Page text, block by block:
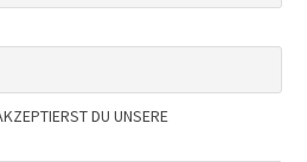
DU UNSERE